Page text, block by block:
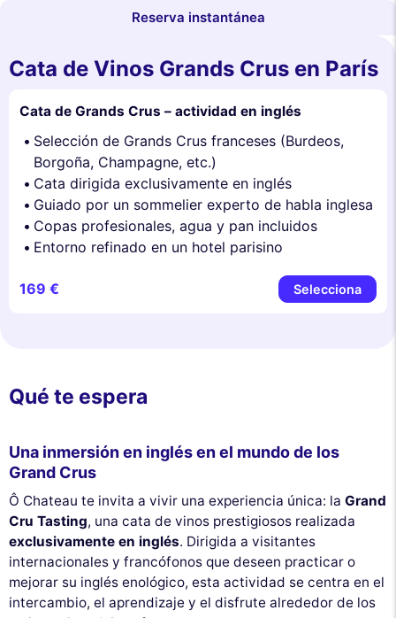
Reserva instantánea
Cata de Vinos Grands Crus en París
Cata de Grands Crus – actividad en inglés
Selección de Grands Crus franceses (Burdeos,
Borgoña, Champagne, etc.)
Cata dirigida exclusivamente en inglés
Guiado por un sommelier experto de habla inglesa
Copas profesionales, agua y pan incluidos
Entorno refinado en un hotel parisino
169 € Selecciona
Qué te espera
Una inmersión en inglés en el mundo de los
Grand Crus
Ô Chateau te invita a vivir una experiencia única: la Grand
Cru Tasting, una cata de vinos prestigiosos realizada
exclusivamente en inglés. Dirigida a visitantes
internacionales y francófonos que deseen practicar o
mejorar su inglés enológico, esta actividad se centra en el
intercambio, el aprendizaje y el disfrute alrededor de los